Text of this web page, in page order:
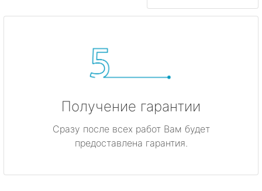
Получение гарантии
Сразу после всех работ Вам будет
предоставлена гарантия.